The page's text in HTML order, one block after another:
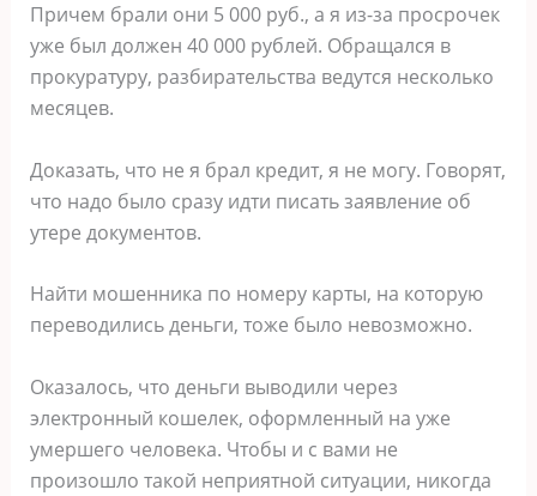
Причем брали они 5 000 руб., а я из-за просрочек
уже был должен 40 000 рублей. Обращался в
прокуратуру, разбирательства ведутся несколько
месяцев.
Доказать, что не я брал кредит, я не могу. Говорят,
что надо было сразу идти писать заявление об
утере документов.
Найти мошенника по номеру карты, на которую
переводились деньги, тоже было невозможно.
Оказалось, что деньги выводили через
электронный кошелек, оформленный на уже
умершего человека. Чтобы и с вами не
произошло такой неприятной ситуации, никогда